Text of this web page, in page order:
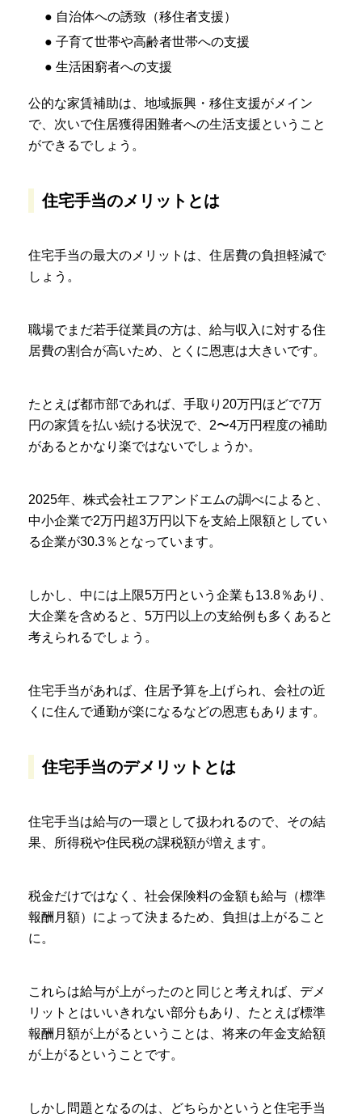
● 自治体への誘致（移住者支援）
● 子育て世帯や高齢者世帯への支援
● 生活困窮者への支援
公的な家賃補助は、地域振興・移住支援がメイン
で、次いで住居獲得困難者への生活支援ということ
ができるでしょう。
住宅手当のメリットとは
住宅手当の最大のメリットは、住居費の負担軽減で
しょう。
職場でまだ若手従業員の方は、給与収入に対する住
居費の割合が高いため、とくに恩恵は大きいです。
たとえば都市部であれば、手取り20万円ほどで7万
円の家賃を払い続ける状況で、2〜4万円程度の補助
があるとかなり楽ではないでしょうか。
2025年、株式会社エフアンドエムの調べによると、
中小企業で2万円超3万円以下を支給上限額としてい
る企業が30.3％となっています。
しかし、中には上限5万円という企業も13.8％あり、
大企業を含めると、5万円以上の支給例も多くあると
考えられるでしょう。
住宅手当があれば、住居予算を上げられ、会社の近
くに住んで通勤が楽になるなどの恩恵もあります。
住宅手当のデメリットとは
住宅手当は給与の一環として扱われるので、その結
果、所得税や住民税の課税額が増えます。
税金だけではなく、社会保険料の金額も給与（標準
報酬月額）によって決まるため、負担は上がること
に。
これらは給与が上がったのと同じと考えれば、デメ
リットとはいいきれない部分もあり、たとえば標準
報酬月額が上がるということは、将来の年金支給額
が上がるということです。
しかし問題となるのは、どちらかというと住宅手当